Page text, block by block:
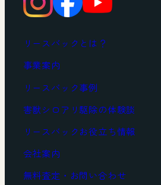
リースバックとは？
事業案内
リースバック事例
害獣シロアリ駆除の体験談
リースバックお役立ち情報
会社案内
無料査定・お問い合わせ